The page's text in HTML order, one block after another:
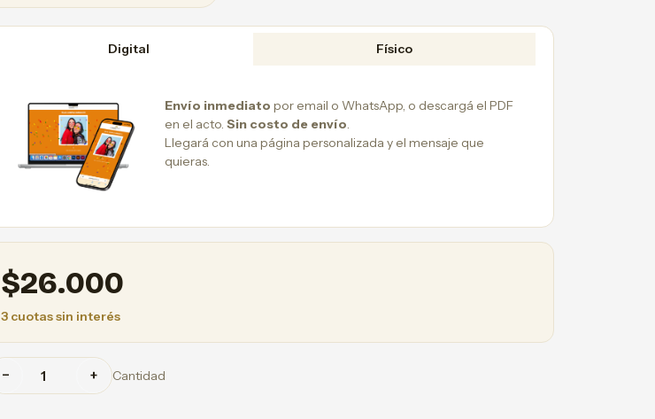
Digital Físico
Envío inmediato por email o WhatsApp, o descargá el PDF
en el acto. Sin costo de envío
Llegará con una página personalizada y el mensaje que
quieras.
$26.000
3 cuotas sin interés
− + Cantidad